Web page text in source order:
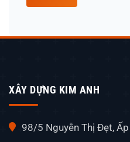
XÂY DỰNG KIM ANH
98/5 Nguyễn Thị Đẹt,